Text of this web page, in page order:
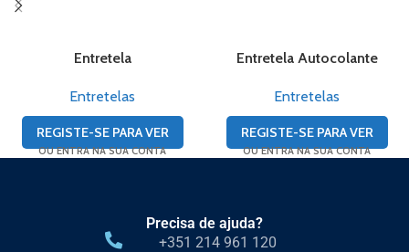
Entretela
Entretelas
REGISTE-SE PARA VER
OU ENTRA NA SUA CONTA
Entretela Autocolante
Entretelas
REGISTE-SE PARA VER
OU ENTRA NA SUA CONTA
Precisa de ajuda?
+351 214 961 120